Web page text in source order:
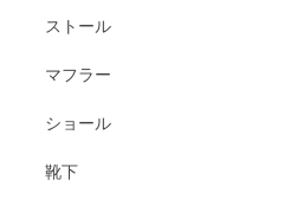
ストール
マフラー
ショール
靴下